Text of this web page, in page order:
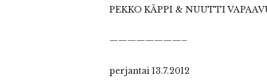
PEKKO KÄPPI & NUUTTI
————————–
perjantai 13.7.2012